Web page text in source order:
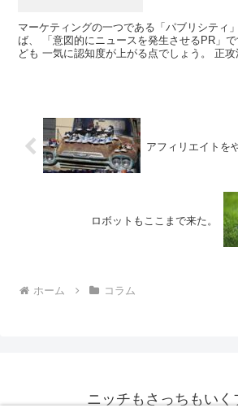
マーケティングの一つである「パブリシティ
ば、 「意図的にニュースを発生させるPR」
ども 一気に認知度が上がる点でしょう。 正攻
アフィリエイトを
ロボットもここまで来た。
ホーム コラム
ニッチもさっちもいく